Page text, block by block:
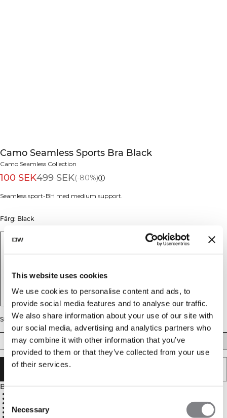
This website uses cookies
We use cookies to personalise content and ads, to
provide social media features and to analyse our traffic.
We also share information about your use of our site with
our social media, advertising and analytics partners who
may combine it with other information that you’ve
provided to them or that they’ve collected from your use
of their services.
Consent
Selection
Necessary
Camo Seamless Sports Bra Black
Camo Seamless Collection
100 SEK499 SEK(-80%)
Seamless sport-BH med medium support.
Färg: Black
Storlek
XS S M L XL
LÄGG I VARUKORGEN
Beskrivning
Uttagbara inlägg
ICIW-reflekterande logga